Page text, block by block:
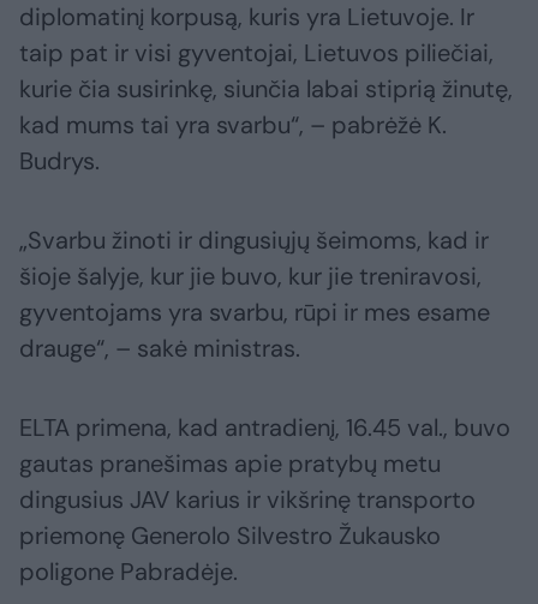
diplomatinį korpusą, kuris yra Lietuvoje. Ir
taip pat ir visi gyventojai, Lietuvos piliečiai,
kurie čia susirinkę, siunčia labai stiprią žinutę,
kad mums tai yra svarbu“, – pabrėžė K.
Budrys.
„Svarbu žinoti ir dingusiųjų šeimoms, kad ir
šioje šalyje, kur jie buvo, kur jie treniravosi,
gyventojams yra svarbu, rūpi ir mes esame
drauge“, – sakė ministras.
ELTA primena, kad antradienį, 16.45 val., buvo
gautas pranešimas apie pratybų metu
dingusius JAV karius ir vikšrinę transporto
priemonę Generolo Silvestro Žukausko
poligone Pabradėje.